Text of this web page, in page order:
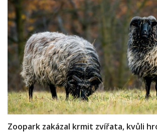
Zoopark zakázal krmit zvířata, kvůli